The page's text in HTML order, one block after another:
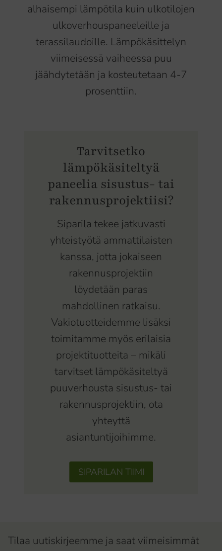
alhaisempi lämpötila kuin ulkotilojen
ulkoverhouspaneeleille ja
terassilaudoille. Lämpökäsittelyn
viimeisessä vaiheessa puu
jäähdytetään ja kosteutetaan 4-7
prosenttiin.
Tarvitsetko
lämpökäsiteltyä
paneelia sisustus- tai
rakennusprojektiisi?
Siparila tekee jatkuvasti
yhteistyötä ammattilaisten
kanssa, jotta jokaiseen
rakennusprojektiin
löydetään paras
mahdollinen ratkaisu.
Vakiotuotteidemme lisäksi
toimitamme myös erilaisia
projektituotteita – mikäli
tarvitset lämpökäsiteltyä
puuverhousta sisustus- tai
rakennusprojektiin, ota
yhteyttä
asiantuntijoihimme.
SIPARILAN TIIMI
Tilaa uutiskirjeemme ja saat viimeisimmät